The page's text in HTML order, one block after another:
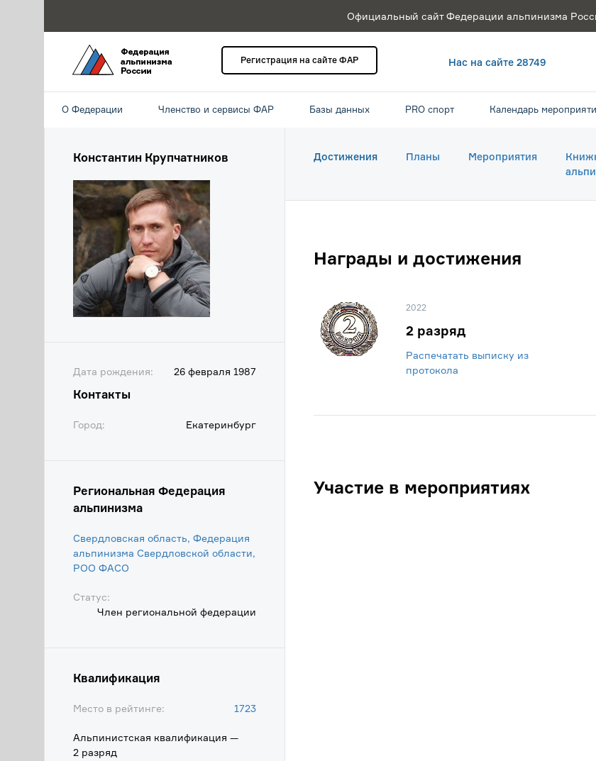
Официальный сайт Федерации альпинизма
Регистрация на сайте ФАР Нас на сайте 28749
О Федерации Членство и сервисы ФАР Базы данных PRO спорт Календарь
Константин Крупчатников
Дата рождения: 26 февраля 1987
Контакты
Город: Екатеринбург
Региональная Федерация
альпинизма
Свердловская область, Федерация
альпинизма Свердловской области,
POO ФАСО
Статус:
Член региональной федерации
Квалификация
Место в рейтинге: 1723
Альпинистская квалификация —
2 разряд
Достижения Планы Мероприятия
Награды и достижения
2022
2 разряд
Распечатать выписку из
протокола
Участие в мероприятиях